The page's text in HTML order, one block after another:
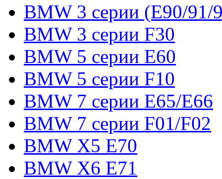
BMW 3 серии (E90/91/
BMW 3 серии F30
BMW 5 серии E60
BMW 5 серии F10
BMW 7 серии E65/E66
BMW 7 серии F01/F02
BMW X5 E70
BMW X6 E71